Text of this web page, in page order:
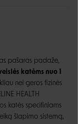
pašaras padaže,
katėms nuo 1
nei geros fizinės
HEALTH
katės specifiniams
šlapimo sistemą,